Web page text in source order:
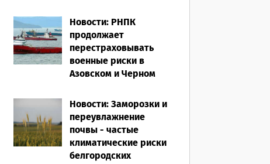
Новости: РНПК
продолжает
перестраховывать
военные риски в
Азовском и Черном
06.08.2026
Новости: Заморозки и
переувлажнение
почвы - частые
климатические риски
белгородских